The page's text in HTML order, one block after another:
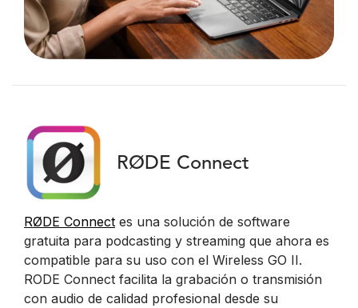
RØDE Connect
RØDE Connect es una solución de software
gratuita para podcasting y streaming que ahora es
compatible para su uso con el Wireless GO II.
RODE Connect facilita la grabación o transmisión
con audio de calidad profesional desde su